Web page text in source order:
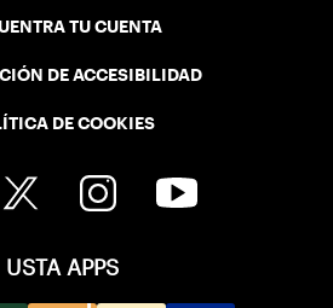
TU CUENTA
DE ACCESIBILIDAD
DE COOKIES
USTA APPS